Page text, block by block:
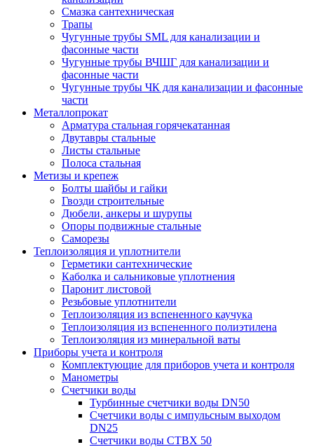
Смазка сантехническая
Трапы
Чугунные трубы SML для канализации и
фасонные части
Чугунные трубы ВЧШГ для канализации и
фасонные части
Чугунные трубы ЧК для канализации и фасонные
части
Металлопрокат
Арматура стальная горячекатанная
Двутавры стальные
Листы стальные
Полоса стальная
Метизы и крепеж
Болты шайбы и гайки
Гвозди строительные
Дюбели, анкеры и шурупы
Опоры подвижные стальные
Саморезы
Теплоизоляция и уплотнители
Герметики сантехнические
Каболка и сальниковые уплотнения
Паронит листовой
Резьбовые уплотнители
Теплоизоляция из вспененного каучука
Теплоизоляция из вспененного полиэтилена
Теплоизоляция из минеральной ваты
Приборы учета и контроля
Комплектующие для приборов учета и контроля
Манометры
Счетчики воды
Турбинные счетчики воды DN50
Счетчики воды с импульсным выходом
DN25
Счетчики воды СТВХ 50